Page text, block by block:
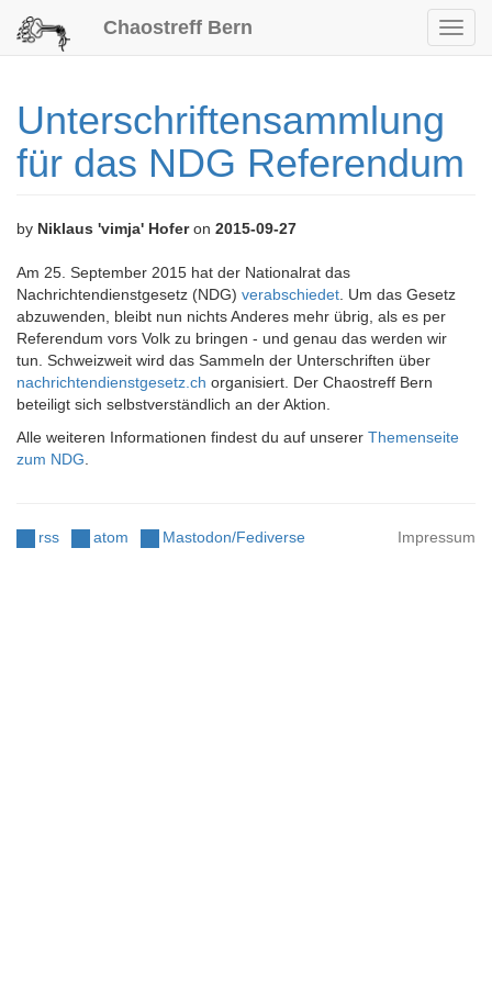
Chaostreff Bern
Unterschriftensammlung
für das NDG Referendum
by Niklaus 'vimja' Hoferon 2015-09-27
Am 25. September 2015 hat der Nationalrat das
Nachrichtendienstgesetz (NDG) verabschiedet . Um das Gesetz
abzuwenden, bleibt nun nichts Anderes mehr übrig, als es per
Referendum vors Volk zu bringen - und genau das werden wir
tun. Schweizweit wird das Sammeln der Unterschriften über
nachrichtendienstgesetz.ch organisiert. Der Chaostreff Bern
beteiligt sich selbstverständlich an der Aktion.
Alle weiteren Informationen findest du auf unserer Themenseite
zum NDG
rss atom Mastodon/Fediverse Impressum